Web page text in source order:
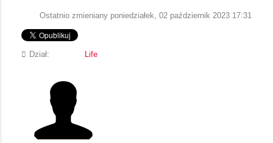
Ostatnio zmieniany poniedziałek, 02 październik 2023 17:31
Dział: Life